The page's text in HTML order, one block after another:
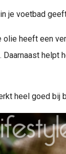
je voetbad
olie heeft een
helpt
heel goed bij